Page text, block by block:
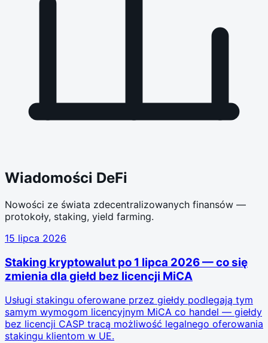
Wiadomości DeFi
Nowości ze świata zdecentralizowanych finansów —
protokoły, staking, yield farming.
15 lipca 2026
Staking kryptowalut po 1 lipca 2026 — co się
zmienia dla giełd bez licencji MiCA
Usługi stakingu oferowane przez giełdy podlegają tym
samym wymogom licencyjnym MiCA co handel — giełdy
bez licencji CASP tracą możliwość legalnego oferowania
stakingu klientom w UE.